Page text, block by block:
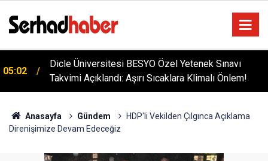
05:02
Dicle Üniversitesi BESYO Özel Yetenek Sınavı
Takvimi Açıklandı: Aşırı Sıcaklara Klimalı Önlem!
Anasayfa Gündem
HDP'li Vekilden Çılgınca Açıklama
Direnişimize Devam Edeceğiz